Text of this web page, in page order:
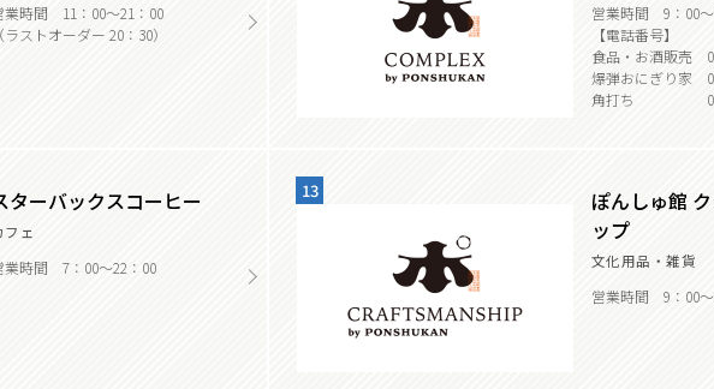
業時間 11：00～21：00
ラストオーダー 20：30）
営業時間 9：00～
【電話番号】
食品・お酒販売
爆弾おにぎり家
角打ち 025-
ターバックスコーヒー
フェ
業時間 7：00～22：00
13
ぽんしゅ館
ップ
文化用品・雑貨
営業時間 9：00～